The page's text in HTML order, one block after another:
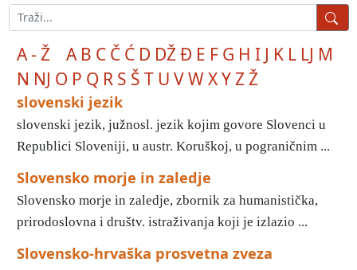
A - Ž A B C Č Ć D DŽĐ E F G H I J K L LJ M
N NJ O P Q R S Š T U VWXYZŽ
slovenski jezik
slovenski jezik, južnosl. jezik kojim govore Slovenci u
Republici Sloveniji, u austr. Koruškoj, u pograničnim ...
Slovensko morje in zaledje
Slovensko morje in zaledje, zbornik za humanistička,
prirodoslovna i društv. istraživanja koji je izlazio ...
Slovensko-hrvaška prosvetna zveza